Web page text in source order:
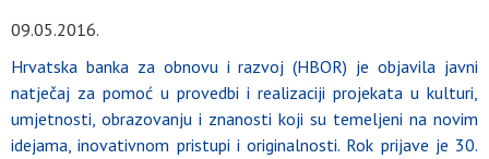
09.05.2016.
Hrvatska banka za obnovu i razvoj (HBOR) je objavila javni
natječaj za pomoć u provedbi i realizaciji projekata u kulturi,
umjetnosti, obrazovanju i znanosti koji su temeljeni na novim
idejama, inovativnom pristupi i originalnosti. Rok prijave je 30.